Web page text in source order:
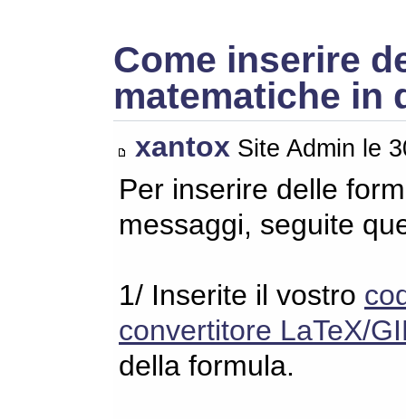
Come inserire
matematiche in
xantox Site Admin le
Per inserire delle
messaggi, seguite
1/ Inserite il vostro
convertitore LaTeX/
della formula.